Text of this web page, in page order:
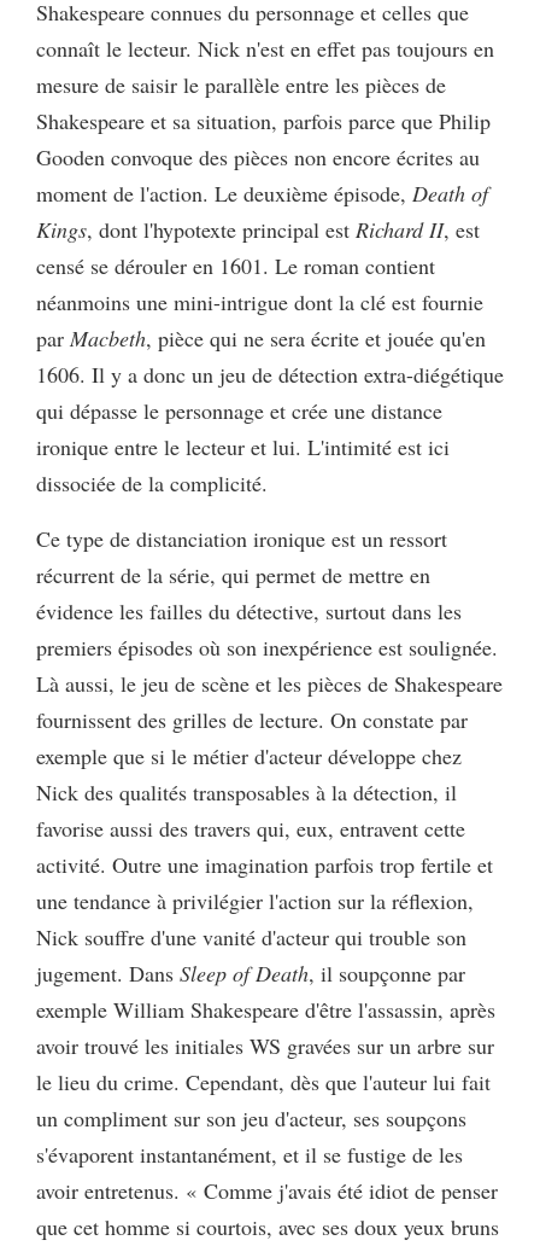
Shakespeare connues du personnage et celles que
connaît le lecteur. Nick n'est en effet pas toujours en
mesure de saisir le parallèle entre les pièces de
Shakespeare et sa situation, parfois parce que Philip
Gooden convoque des pièces non encore écrites au
moment de l'action. Le deuxième épisode, Death of
Kings, dont l'hypotexte principal est Richard II, est
censé se dérouler en 1601. Le roman contient
néanmoins une mini-intrigue dont la clé est fournie
par Macbeth, pièce qui ne sera écrite et jouée qu'en
1606. Il y a donc un jeu de détection extra-diégétique
qui dépasse le personnage et crée une distance
ironique entre le lecteur et lui. L'intimité est ici
dissociée de la complicité.
Ce type de distanciation ironique est un ressort
récurrent de la série, qui permet de mettre en
évidence les failles du détective, surtout dans les
premiers épisodes où son inexpérience est soulignée.
Là aussi, le jeu de scène et les pièces de Shakespeare
fournissent des grilles de lecture. On constate par
exemple que si le métier d'acteur développe chez
Nick des qualités transposables à la détection, il
favorise aussi des travers qui, eux, entravent cette
activité. Outre une imagination parfois trop fertile et
une tendance à privilégier l'action sur la réflexion,
Nick souffre d'une vanité d'acteur qui trouble son
jugement. Dans Sleep of Death, il soupçonne par
exemple William Shakespeare d'être l'assassin, après
avoir trouvé les initiales WS gravées sur un arbre sur
le lieu du crime. Cependant, dès que l'auteur lui fait
un compliment sur son jeu d'acteur, ses soupçons
s'évaporent instantanément, et il se fustige de les
avoir entretenus. « Comme j'avais été idiot de penser
que cet homme si courtois, avec ses doux yeux bruns